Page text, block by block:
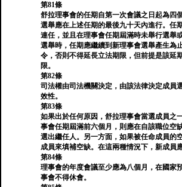
第81條
舒拉理事會的任期自第一次會議之日起為四
選舉應在上述任期的最後九十天內進行。任
連任，並且在理事會任期屆滿時未舉行選舉
選舉時，任期應繼續到新理事會選舉產生為
令，否則不得延長立法期限，但前提是該延
限。
第82條
司法權由司法機關決定，由該法律決定成員
效性。
第83條
如果出於任何原因，舒拉理事會當選成員之
事會任期屆滿前六個月，則應在自該職位空
選出繼任人。另一方面，如果被任命成員的
成員來填補空缺。在這兩種情況下，新成員
第84條
理事會的年度會議至少應為八個月，在國家
事會不得休會。